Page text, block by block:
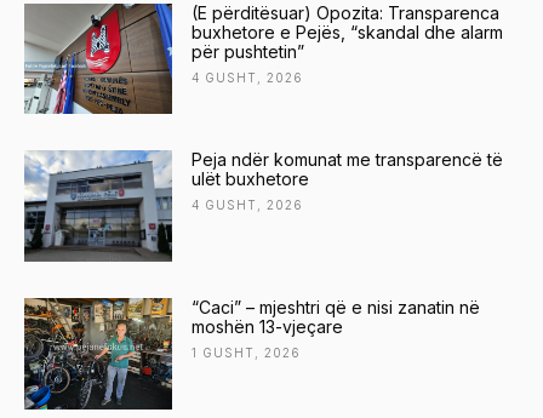
(E përditësuar) Opozita: Transparenca
buxhetore e Pejës, “skandal dhe alarm
për pushtetin”
4 GUSHT, 2026
Peja ndër komunat me transparencë të
ulët buxhetore
4 GUSHT, 2026
“Caci” – mjeshtri që e nisi zanatin në
moshën 13-vjeçare
1 GUSHT, 2026